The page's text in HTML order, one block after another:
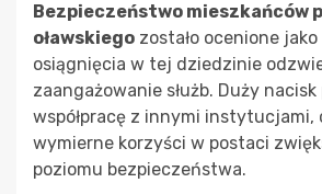
Bezpieczeństwo mieszkańców
oławskiego zostało ocenione
osiągnięcia w tej dziedzinie
zaangażowanie służb. Duży nacisk
współpracę z innymi instytucjami,
wymierne korzyści w postaci
poziomu bezpieczeństwa.